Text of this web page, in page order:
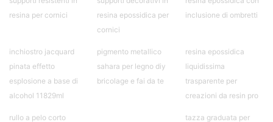
resina per cornici
resina epossidica per
cornici
inclusione di ombretti
inchiostro jacquard
pinata effetto
esplosione a base di
alcohol 11829ml
pigmento metallico
sahara per legno diy
bricolage e fai da te
resina epossidica
liquidissima
trasparente per
creazioni da resin pro
rullo a pelo corto
tazza graduata per